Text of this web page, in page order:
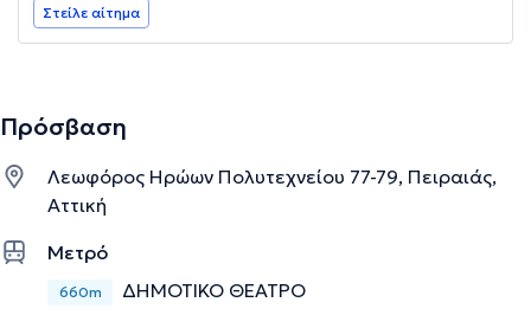
Στείλε αίτημα
Πρόσβαση
Λεωφόρος Ηρώων Πολυτεχνείου 77-79, Πειραιάς,
Αττική
Μετρό
660m ΔΗΜΟΤΙΚΟ ΘΕΑΤΡΟ